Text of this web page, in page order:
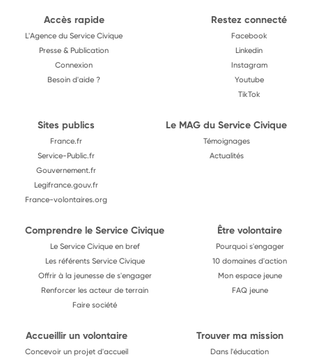
Accès rapide
L'Agence du Service Civique
Presse & Publication
Connexion
Besoin d'aide ?
Restez connecté
Facebook
Linkedin
Instagram
Youtube
TikTok
Sites publics
France.fr
Service-Public.fr
Gouvernement.fr
Legifrance.gouv.fr
France-volontaires.org
Le MAG du Service Civique
Témoignages
Actualités
Comprendre le Service Civique
Le Service Civique en bref
Les référents Service Civique
Offrir à la jeunesse de s'engager
Renforcer les acteur de terrain
Faire société
Être volontaire
Pourquoi s'engager
10 domaines d'action
Mon espace jeune
FAQ jeune
Accueillir un volontaire
Concevoir un projet d'accueil
Trouver ma mission
Dans l'éducation